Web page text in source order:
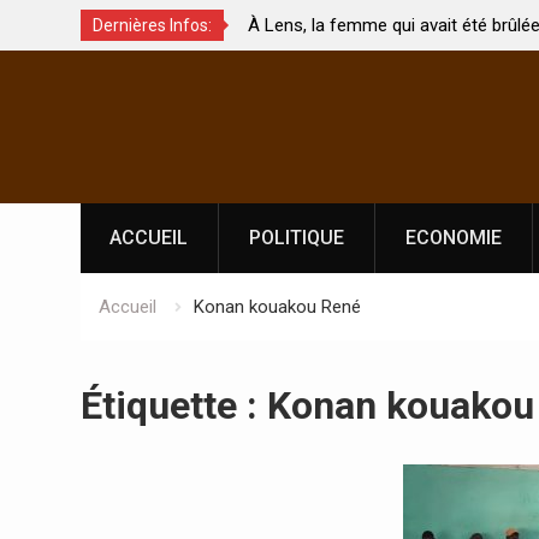
Dernières Infos:
?
À Lens, la femme qui avait été brûlée avec son bébé
par son mari est morte
ACCUEIL POLITIQUE ECONOMIE
Accueil Konan kouakou René
Étiquette : Konan